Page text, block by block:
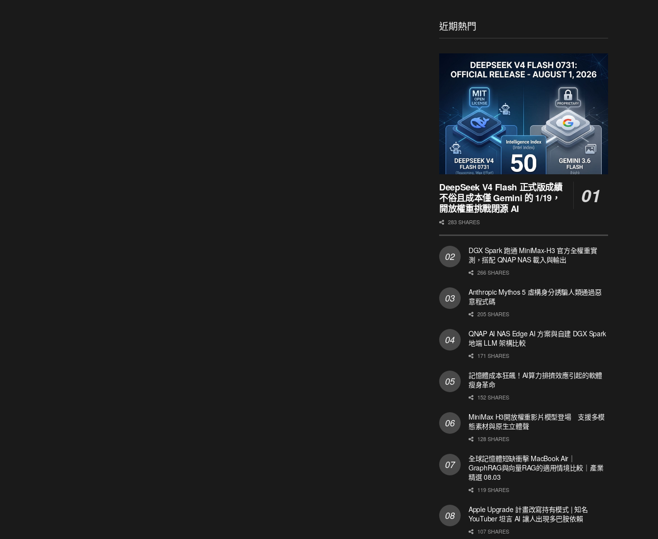
近期熱門
DeepSeek V4 Flash 正式版成績
不俗且成本僅 Gemini 的 1/19，
開放權重挑戰閉源 AI
283 SHARES
DGX Spark 跑通 MiniMax-H3 官方全權重實
測，搭配 QNAP NAS 載入與輸出
266 SHARES
Anthropic Mythos 5 虛構身分誘騙人類通過惡
意程式碼
205 SHARES
QNAP AI NAS Edge AI 方案與自建 DGX Spark
地端 LLM 架構比較
171 SHARES
記憶體成本狂飆！AI算力排擠效應引起的軟體
瘦身革命
152 SHARES
MiniMax H3開放權重影片模型登場 支援多模
態素材與原生立體聲
128 SHARES
全球記憶體短缺衝擊 MacBook Air｜
GraphRAG與向量RAG的適用情境比較｜產業
精選 08.03
119 SHARES
Apple Upgrade 計畫改寫持有模式 | 知名
YouTuber 坦言 AI 讓人出現多巴胺依賴
107 SHARES